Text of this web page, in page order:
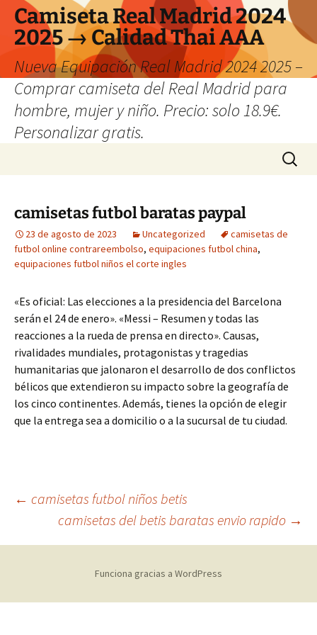
Camiseta Real Madrid 2024
2025 → Calidad Thai AAA
Nueva Equipación Real Madrid 2024 2025 –
Comprar camiseta del Real Madrid para
hombre, mujer y niño. Precio: solo 18.9€.
Personalizar gratis.
Buscar:
camisetas futbol baratas paypal
23 de agosto de 2023 Uncategorized
camisetas de
futbol online contrareembolso, equipaciones futbol china,
equipaciones futbol niños el corte ingles
«Es oficial: Las elecciones a la presidencia del Barcelona
serán el 24 de enero». «Messi – Resumen y todas las
reacciones a la rueda de prensa en directo». Causas,
rivalidades mundiales, protagonistas y tragedias
humanitarias que jalonaron el desarrollo de dos conflictos
bélicos que extendieron su impacto sobre la geografía de
los cinco continentes. Además, tienes la opción de elegir
que la entrega sea a domicilio o a la sucursal de tu ciudad.
Navegación
de
entradas
← camisetas futbol niños betis
camisetas del betis baratas envio rapido →
Funciona gracias a WordPress